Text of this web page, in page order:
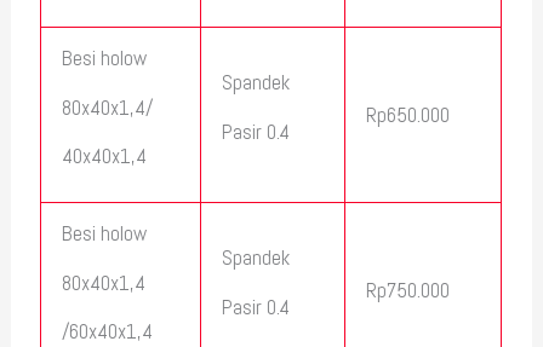
Besi holow
80x40x1,4/
40x40x1,4
Spandek
Pasir 0.4
Rp650.000
Besi holow
80x40x1,4
/60x40x1,4
Spandek
Pasir 0.4
Rp750.000